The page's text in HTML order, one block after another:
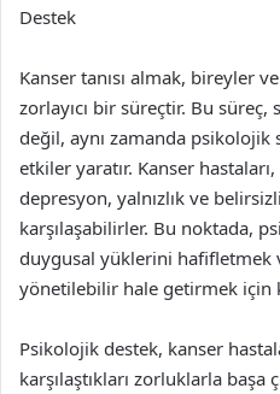
Destek
Kanser tanısı almak, bireyler
zorlayıcı bir süreçtir. Bu süreç,
değil, aynı zamanda psikolojik
etkiler yaratır. Kanser
depresyon, yalnızlık ve
karşılaşabilirler. Bu noktada,
duygusal yüklerini hafifletmek
yönetilebilir hale getirmek için
Psikolojik destek, kanser
karşılaştıkları zorluklarla başa